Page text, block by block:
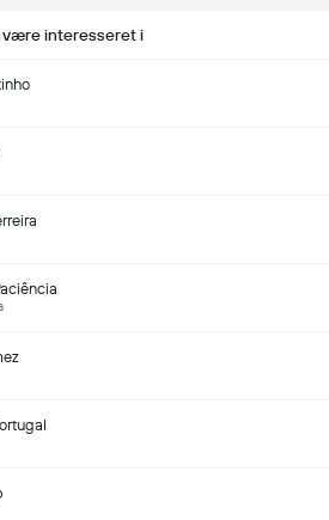
være interesseret i